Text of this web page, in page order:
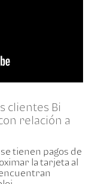
clientes Bi
relación a
se tienen pagos de
la tarjeta al